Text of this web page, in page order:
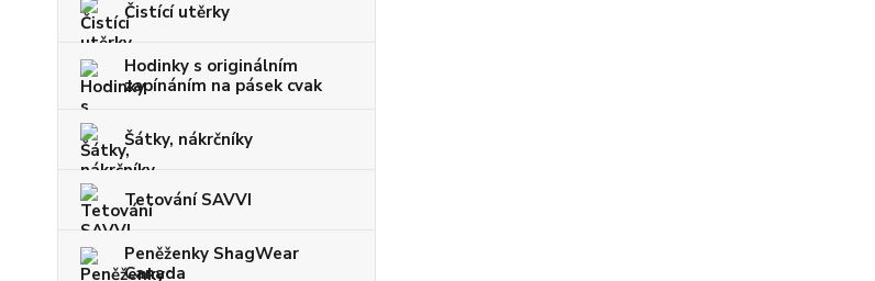
Čistící utěrky
Hodinky s originálním
zapínáním na pásek cvak
Šátky, nákrčníky
Tetování SAVVI
Peněženky ShagWear
Canada